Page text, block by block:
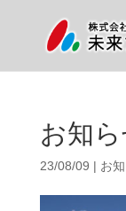
お知
23/08/09 | お